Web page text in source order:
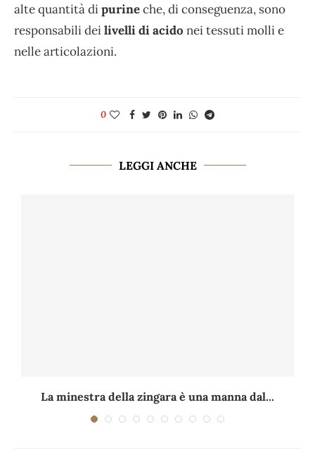
alte quantità dipurineche, di conseguenza, sono
responsabili deilivelli di acido nei tessuti molli e
nelle articolazioni.
0
LEGGI ANCHE
La minestra della zingara è una manna dal...